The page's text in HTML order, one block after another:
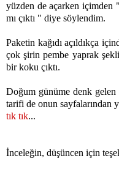
yüzden de açarken içimden
mı çıktı " diye söylendim.
Paketin kağıdı açıldıkça
çok şirin pembe yaprak
bir koku çıktı.
Doğum günüme denk gelen
tarifi de onun sayfalarından
tık tık...
İnceleğin, düşüncen için